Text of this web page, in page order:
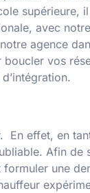
supérieure,
avec
agence
vos
En effet, en
Afin de
une